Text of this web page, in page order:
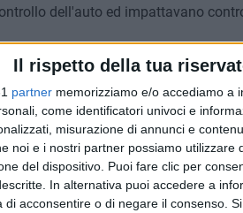
Il rispetto della tua
partner memorizziamo e/o accediamo a
come identificatori univoci e
misurazione di annunci e
noi e i nostri partner possiamo utilizzare
del dispositivo. Puoi fare clic per
In alternativa puoi accedere a
di acconsentire o di negare il consenso.
dell'auto ed impattavano
armati, si sono dati alla fuga a piedi
investigative, volte a rintracciare i
che l'auto era stata rubata
avevano abbandonato i "ferri del